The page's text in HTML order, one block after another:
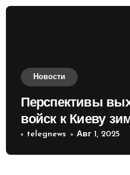
Новости
Перспективы
войск к Киеву
России
telegnews Авг 1, 2025